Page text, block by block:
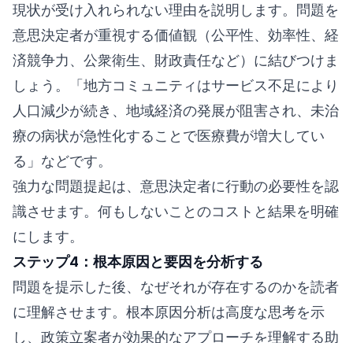
現状が受け入れられない理由を説明します。問題を
意思決定者が重視する価値観（公平性、効率性、経
済競争力、公衆衛生、財政責任など）に結びつけま
しょう。「地方コミュニティはサービス不足により
人口減少が続き、地域経済の発展が阻害され、未治
療の病状が急性化することで医療費が増大してい
る」などです。
強力な問題提起は、意思決定者に行動の必要性を認
識させます。何もしないことのコストと結果を明確
にします。
ステップ4：根本原因と要因を分析する
問題を提示した後、なぜそれが存在するのかを読者
に理解させます。根本原因分析は高度な思考を示
し、政策立案者が効果的なアプローチを理解する助